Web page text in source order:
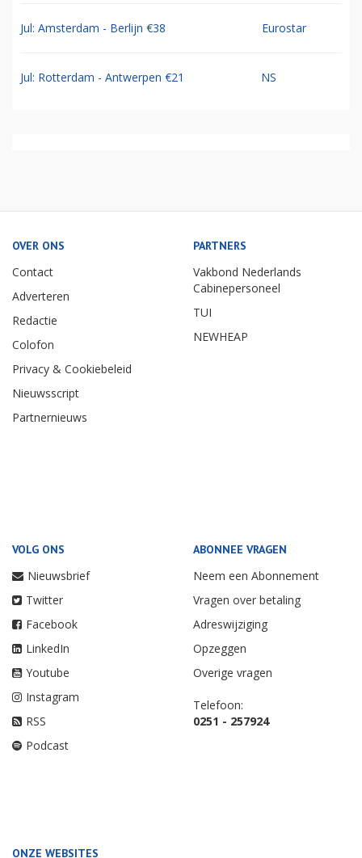
Jul: Amsterdam - Berlijn €38 Eurostar
Jul: Rotterdam - Antwerpen €21 NS
OVER ONS
Contact
Adverteren
Redactie
Colofon
Privacy & Cookiebeleid
Nieuwsscript
Partnernieuws
PARTNERS
Vakbond Nederlands
Cabinepersoneel
TUI
NEWHEAP
VOLG ONS
Nieuwsbrief
Twitter
Facebook
LinkedIn
Youtube
Instagram
RSS
Podcast
ABONNEE VRAGEN
Neem een Abonnement
Vragen over betaling
Adreswijziging
Opzeggen
Overige vragen
Telefoon:
0251 - 257924
ONZE WEBSITES